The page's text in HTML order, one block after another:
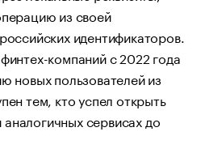
из своей
идентификаторов.
компаний с 2022 года
новых пользователей из
тем, кто успел открыть
сервисах до